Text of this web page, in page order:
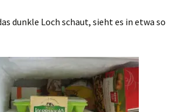
dunkle Loch schaut, sieht es in etwa so